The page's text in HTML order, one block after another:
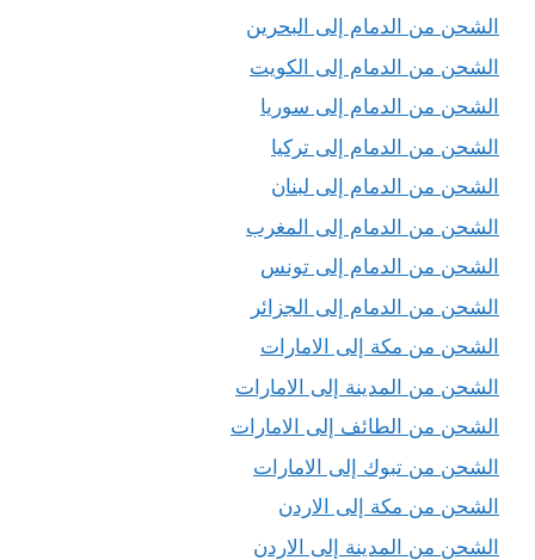
الشحن من الدمام إلى البحرين
الشحن من الدمام إلى الكويت
الشحن من الدمام إلى سوريا
الشحن من الدمام إلى تركيا
الشحن من الدمام إلى لبنان
الشحن من الدمام إلى المغرب
الشحن من الدمام إلى تونس
الشحن من الدمام إلى الجزائر
الشحن من مكة إلى الامارات
الشحن من المدينة إلى الامارات
الشحن من الطائف إلى الامارات
الشحن من تبوك إلى الامارات
الشحن من مكة إلى الاردن
الشحن من المدينة إلى الاردن